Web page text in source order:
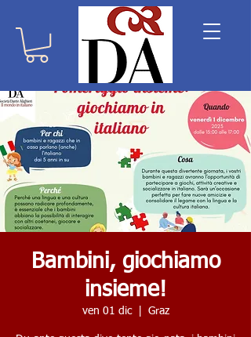
Bambini, giochiamo
insieme!
ven 01 dic
  |
Graz